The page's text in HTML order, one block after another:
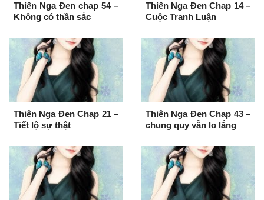
Thiên Nga Đen chap 54 –
Không có thần sắc
Thiên Nga Đen Chap 14 –
Cuộc Tranh Luận
Thiên Nga Đen Chap 21 –
Tiết lộ sự thật
Thiên Nga Đen Chap 43 –
chung quy vẫn lo lắng